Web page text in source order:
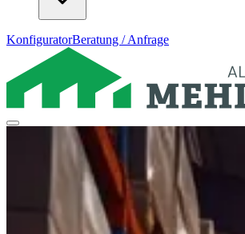
KonfiguratorBeratung / Anfrage